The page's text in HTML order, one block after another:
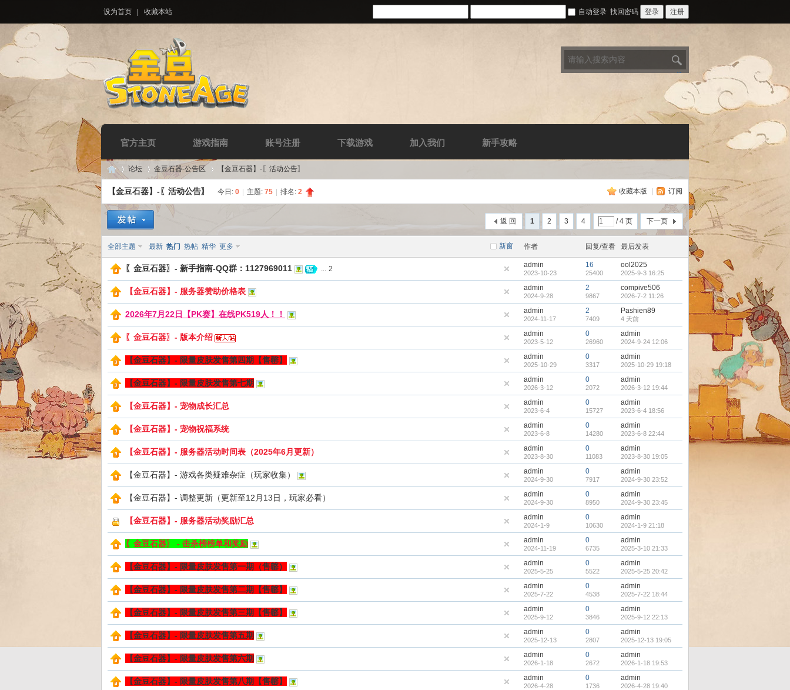
设为首页 收藏本站 自动登录 找回密码 登录 注册
官方主页 游戏指南 账号注册 下载游戏 加入我们 新手攻略
sc
uz!
Bo
»
论坛
›
金豆石器-公告区 【金豆石器】-〖活动公告〗
收藏本版 订阅
【金豆石器】-〖活动公告〗 今日: 0 主题: 75 排名: 2
1 2 3 4 / 4 页 下一页
返 回
新窗
全部主题 最新 热门 热帖 精华 更多 作者 回复/查看 最后发表
〖金豆石器〗- 新手指南-QQ群：1127969011 ... 2 admin
2023-10-23
16
25400
ool2025
2025-9-3 16:25
【金豆石器】- 服务器赞助价格表 admin
2024-9-28
2
9867
compive506
2026-7-2 11:26
2026年7月22日【PK赛】在线PK519人！！ admin
2024-11-17
2
7409
Pashien89
4 天前
〖金豆石器〗- 版本介绍 admin
2023-5-12
0
26960
admin
2024-9-24 12:06
【金豆石器】- 限量皮肤发售第四期【售罄】 admin
2025-10-29
0
3317
admin
2025-10-29 19:18
【金豆石器】- 限量皮肤发售第七期 admin
2026-3-12
0
2072
admin
2026-3-12 19:44
【金豆石器】- 宠物成长汇总 admin
2023-6-4
0
15727
admin
2023-6-4 18:56
【金豆石器】- 宠物祝福系统 admin
2023-6-8
0
14280
admin
2023-6-8 22:44
【金豆石器】- 服务器活动时间表（2025年6月更新） admin
2023-8-30
0
11083
admin
2023-8-30 19:05
【金豆石器】- 游戏各类疑难杂症（玩家收集） admin
2024-9-30
0
7917
admin
2024-9-30 23:52
【金豆石器】- 调整更新（更新至12月13日，玩家必看） admin
2024-9-30
0
8950
admin
2024-9-30 23:45
【金豆石器】- 服务器活动奖励汇总 admin
2024-1-9
0
10630
admin
2024-1-9 21:18
〖金豆石器〗 - 击杀榜榜单和奖励 admin
2024-11-19
0
6735
admin
2025-3-10 21:33
【金豆石器】- 限量皮肤发售第一期（售罄） admin
2025-5-25
0
5522
admin
2025-5-25 20:42
【金豆石器】- 限量皮肤发售第二期【售罄】 admin
2025-7-22
0
4538
admin
2025-7-22 18:44
【金豆石器】- 限量皮肤发售第三期【售罄】 admin
2025-9-12
0
3846
admin
2025-9-12 22:13
【金豆石器】- 限量皮肤发售第五期 admin
2025-12-13
0
2807
admin
2025-12-13 19:05
【金豆石器】- 限量皮肤发售第六期 admin
2026-1-18
0
2672
admin
2026-1-18 19:53
【金豆石器】- 限量皮肤发售第八期【售罄】 admin
2026-4-28
0
1736
admin
2026-4-28 19:40